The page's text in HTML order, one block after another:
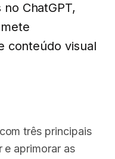
ChatGPT,
conteúdo visual
três principais
e aprimorar as